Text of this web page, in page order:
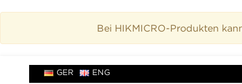
Bei HIKMICRO-Produkten
GER ENG